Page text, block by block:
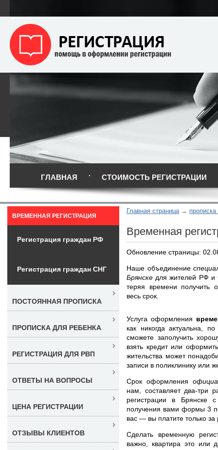
ГЛАВНАЯ СТОИМОСТЬ РЕГИСТРАЦИИ
Главная страница
Временная
Обновление страницы:
Наше объединение
Брянске для жителей РФ и
теряя времени получить
весь срок.
Услуга оформления
как никогда актуальна,
сможете заполучить
взять кредит или
жительства может
записи в поликлинику или
Срок оформления
нам, составляет два-три
регистрации в Брянске
получения вами формы 3
вас — вы платите только за
Сделать временную
важно, квартира это или
ВРЕМЕННАЯ РЕГИСТРАЦИЯ
Регистрация граждан РФ
Регистрация граждан СНГ
ПОСТОЯННАЯ ПРОПИСКА
ПРОПИСКА ДЛЯ РЕБЕНКА
РЕГИСТРАЦИЯ ДЛЯ РВП
ОТВЕТЫ НА ВОПРОСЫ
ЦЕНА РЕГИСТРАЦИИ
ОТЗЫВЫ КЛИЕНТОВ